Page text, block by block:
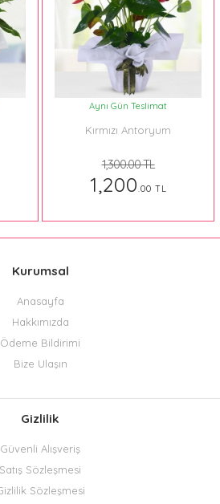
Aynı Gün Teslimat
Kırmızı Antoryum
1,300.00 TL
1,200.00 TL
Kurumsal
Anasayfa
Hakkımızda
Ödeme Bildirimi
Bize Ulaşın
Gizlilik
Güvenli Alışveriş
Satış Sözleşmesi
Sözleşmesi